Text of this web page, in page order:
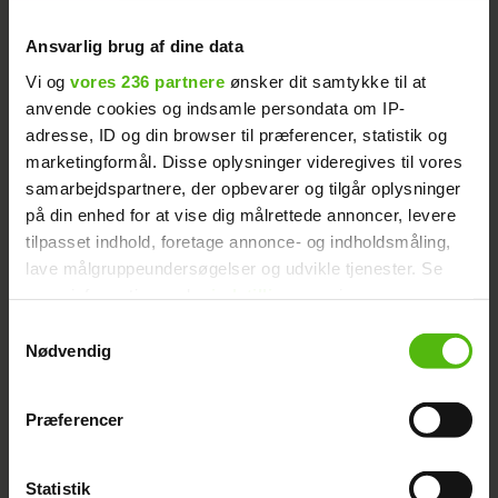
Ansvarlig brug af dine data
Vi og vores 236 partnere ønsker dit samtykke til at
anvende cookies og indsamle persondata om IP-
adresse, ID og din browser til præferencer, statistik og
marketingformål. Disse oplysninger videregives til vores
samarbejdspartnere, der opbevarer og tilgår oplysninger
på din enhed for at vise dig målrettede annoncer, levere
tilpasset indhold, foretage annonce- og indholdsmåling,
lave målgruppeundersøgelser og udvikle tjenester. Se
tilbage eller ændre indstillinger fra vores
"Cookiedeklaration", eller ved at trykke på "Privacy
Nødvendig
Præferencer
Statistik
Albert Harson: Det kan jeg
ikke leve op til